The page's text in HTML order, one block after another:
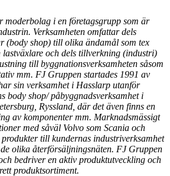
moderbolag i en företagsgrupp som är
Verksamheten omfattar dels
(body shop) till olika ändamål som tex
och dels tillverkning (industri)
till byggnationsverksamheten såsom
mm. FJ Gruppen startades 1991 av
sin verksamhet i Hasslarp utanför
body shop/ påbyggnadsverksamhet i
Ryssland, där det även finns en
av komponenter mm. Marknadsmässigt
med såväl Volvo som Scania och
till kundernas industriverksamhet
olika återförsäljningsnäten. FJ Gruppen
bedriver en aktiv produktutveckling och
produktsortiment.